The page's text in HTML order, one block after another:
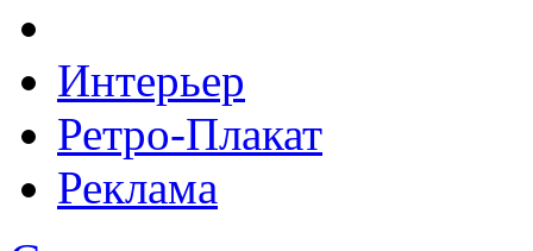
Интерьер
Ретро-Плакат
Реклама